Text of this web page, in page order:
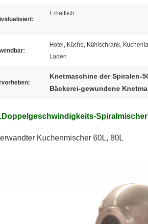
Erhältlich
Hotel, Küche, Kühlschrank,
Laden
Knetmaschine der Spiralen-
Bäckerei-gewundene
Spiralmischer
Kuchenmischer 60L, 80L